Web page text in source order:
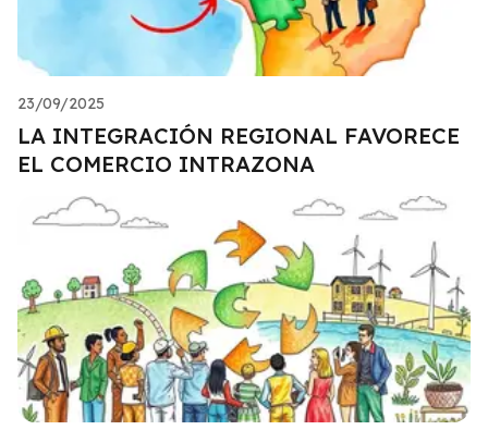
23/09/2025
LA INTEGRACIÓN REGIONAL FAVORECE
EL COMERCIO INTRAZONA